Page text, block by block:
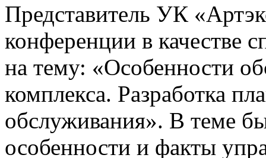
Представитель УК
конференции в качестве
на тему: «Особенности
комплекса. Разработка
обслуживания». В теме
особенности и факты